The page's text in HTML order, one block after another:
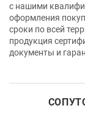
с нашими
оформления
сроки по всей
продукция
документы и